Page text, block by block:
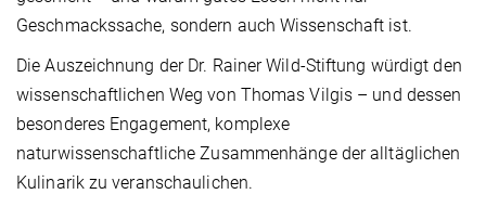
Geschmackssache, sondern auch Wissenschaft ist.
Die Auszeichnung der Dr. Rainer Wild-Stiftung würdigt den
wissenschaftlichen Weg von Thomas Vilgis – und dessen
besonderes Engagement, komplexe
naturwissenschaftliche Zusammenhänge der alltäglichen
Kulinarik zu veranschaulichen.